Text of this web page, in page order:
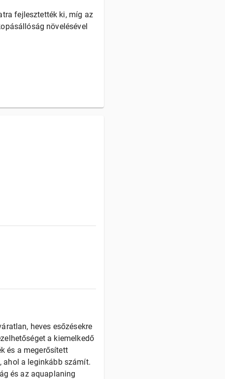
fejlesztették ki, míg az
növelésével
heves esőzésekre
a kiemelkedő
és a megerősített
ahol a leginkább számít.
és az aquaplaning